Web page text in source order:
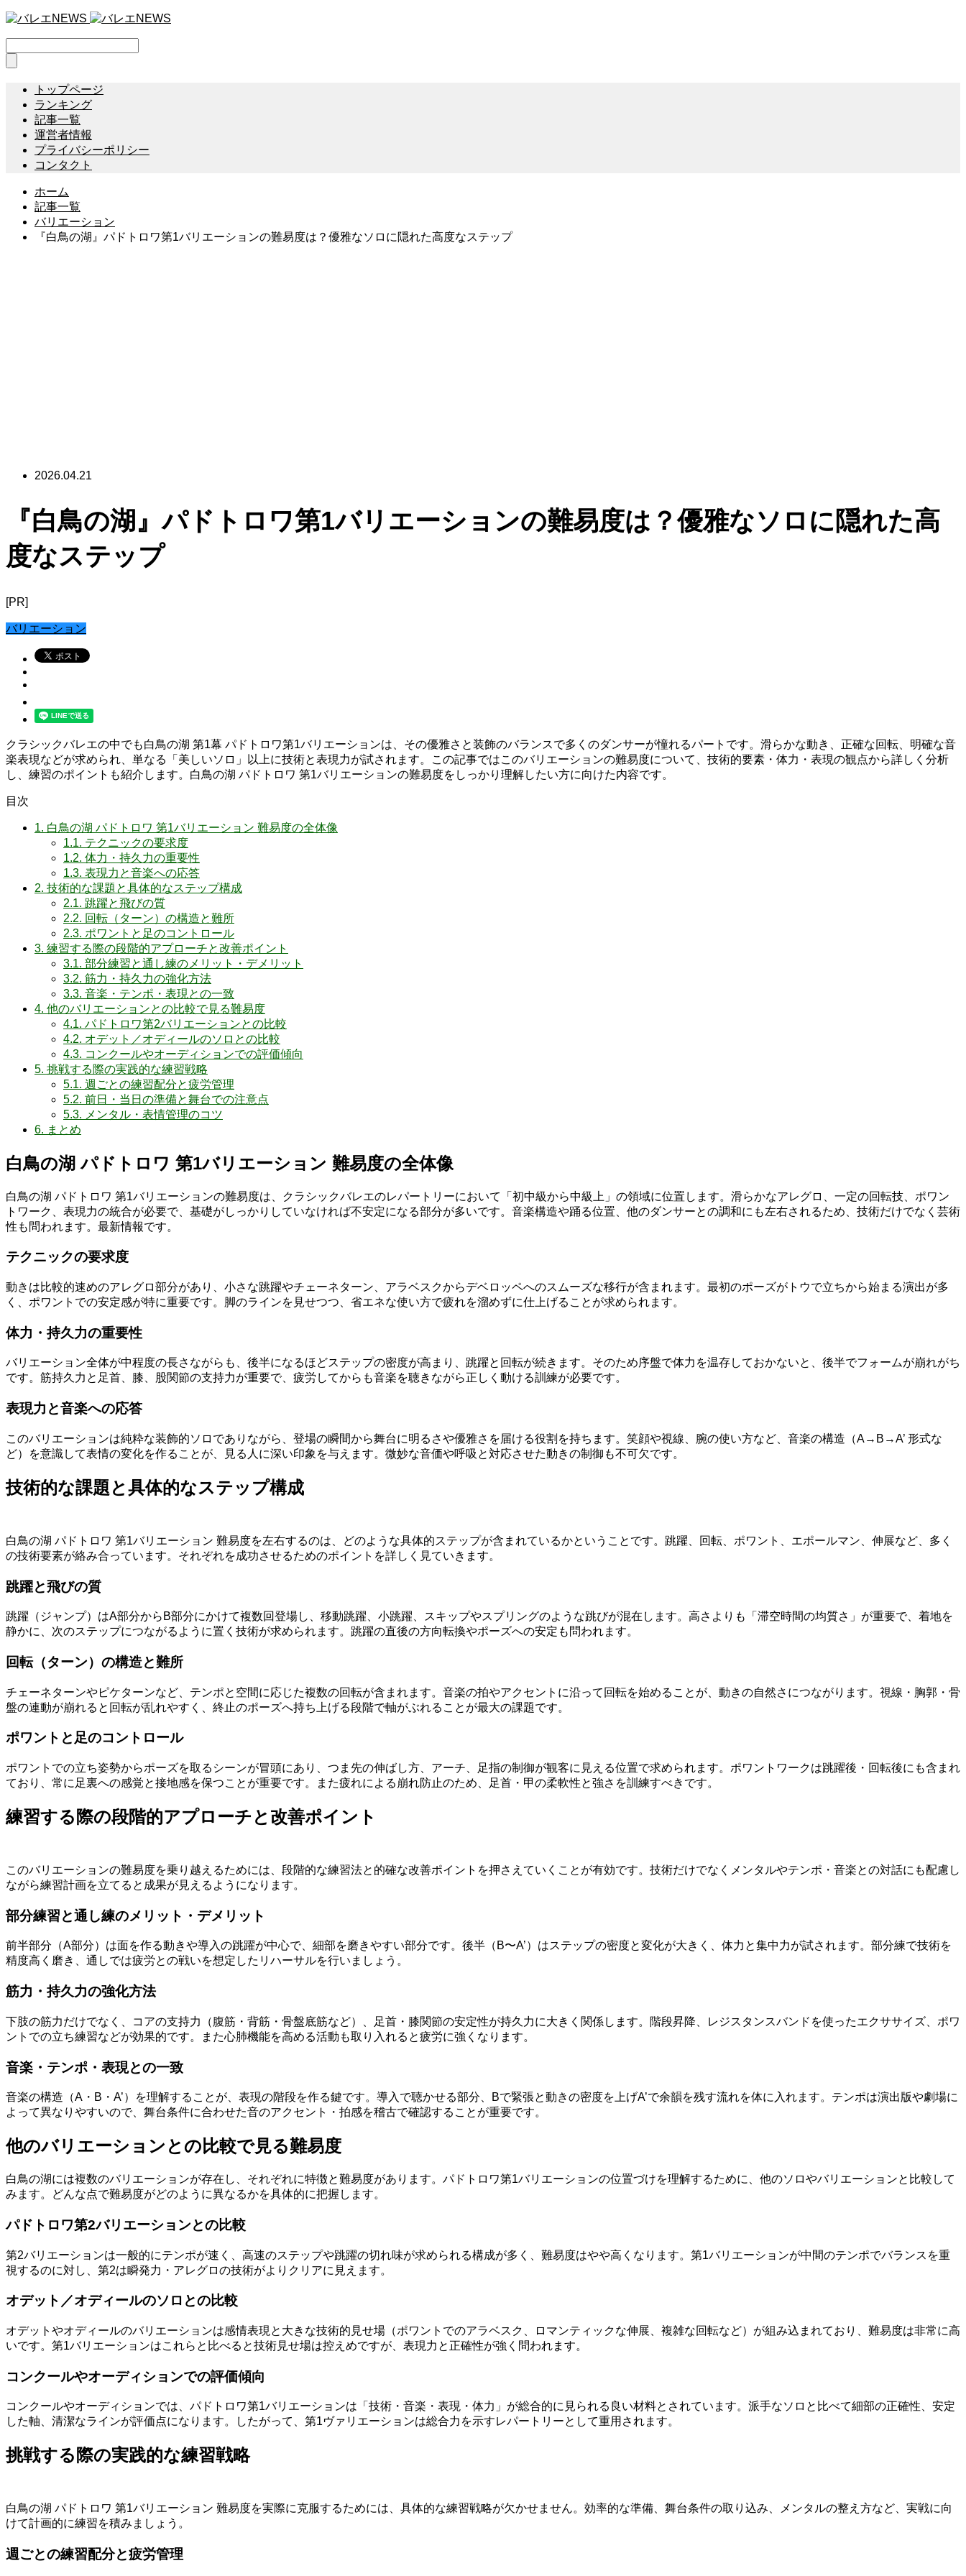
トップページ
ランキング
記事一覧
運営者情報
プライバシーポリシー
コンタクト
ホーム
記事一覧
バリエーション
『白鳥の湖』パドトロワ第1バリエーションの難易度は？優雅なソロに隠れた高度なステップ
2026.04.21
『白鳥の湖』パドトロワ第1バリエーションの難易度は？優雅なソロに隠れた高
度なステップ
[PR]
バリエーション
クラシックバレエの中でも白鳥の湖 第1幕 パドトロワ第1バリエーションは、その優雅さと装飾のバランスで多くのダンサーが憧れるパートです。滑らかな動き、正確な回転、明確な音
楽表現などが求められ、単なる「美しいソロ」以上に技術と表現力が試されます。この記事ではこのバリエーションの難易度について、技術的要素・体力・表現の観点から詳しく分析
し、練習のポイントも紹介します。白鳥の湖 パドトロワ 第1バリエーションの難易度をしっかり理解したい方に向けた内容です。
目次
1. 白鳥の湖 パドトロワ 第1バリエーション 難易度の全体像
1.1. テクニックの要求度
1.2. 体力・持久力の重要性
1.3. 表現力と音楽への応答
2. 技術的な課題と具体的なステップ構成
2.1. 跳躍と飛びの質
2.2. 回転（ターン）の構造と難所
2.3. ポワントと足のコントロール
3. 練習する際の段階的アプローチと改善ポイント
3.1. 部分練習と通し練のメリット・デメリット
3.2. 筋力・持久力の強化方法
3.3. 音楽・テンポ・表現との一致
4. 他のバリエーションとの比較で見る難易度
4.1. パドトロワ第2バリエーションとの比較
4.2. オデット／オディールのソロとの比較
4.3. コンクールやオーディションでの評価傾向
5. 挑戦する際の実践的な練習戦略
5.1. 週ごとの練習配分と疲労管理
5.2. 前日・当日の準備と舞台での注意点
5.3. メンタル・表情管理のコツ
6. まとめ
白鳥の湖 パドトロワ 第1バリエーション 難易度の全体像
白鳥の湖 パドトロワ 第1バリエーションの難易度は、クラシックバレエのレパートリーにおいて「初中級から中級上」の領域に位置します。滑らかなアレグロ、一定の回転技、ポワン
トワーク、表現力の統合が必要で、基礎がしっかりしていなければ不安定になる部分が多いです。音楽構造や踊る位置、他のダンサーとの調和にも左右されるため、技術だけでなく芸術
性も問われます。最新情報です。
テクニックの要求度
動きは比較的速めのアレグロ部分があり、小さな跳躍やチェーネターン、アラベスクからデベロッペへのスムーズな移行が含まれます。最初のポーズがトウで立ちから始まる演出が多
く、ポワントでの安定感が特に重要です。脚のラインを見せつつ、省エネな使い方で疲れを溜めずに仕上げることが求められます。
体力・持久力の重要性
バリエーション全体が中程度の長さながらも、後半になるほどステップの密度が高まり、跳躍と回転が続きます。そのため序盤で体力を温存しておかないと、後半でフォームが崩れがち
です。筋持久力と足首、膝、股関節の支持力が重要で、疲労してからも音楽を聴きながら正しく動ける訓練が必要です。
表現力と音楽への応答
このバリエーションは純粋な装飾的ソロでありながら、登場の瞬間から舞台に明るさや優雅さを届ける役割を持ちます。笑顔や視線、腕の使い方など、音楽の構造（A→B→A’ 形式な
ど）を意識して表情の変化を作ることが、見る人に深い印象を与えます。微妙な音価や呼吸と対応させた動きの制御も不可欠です。
技術的な課題と具体的なステップ構成
白鳥の湖 パドトロワ 第1バリエーション 難易度を左右するのは、どのような具体的ステップが含まれているかということです。跳躍、回転、ポワント、エポールマン、伸展など、多く
の技術要素が絡み合っています。それぞれを成功させるためのポイントを詳しく見ていきます。
跳躍と飛びの質
跳躍（ジャンプ）はA部分からB部分にかけて複数回登場し、移動跳躍、小跳躍、スキップやスプリングのような跳びが混在します。高さよりも「滞空時間の均質さ」が重要で、着地を
静かに、次のステップにつながるように置く技術が求められます。跳躍の直後の方向転換やポーズへの安定も問われます。
回転（ターン）の構造と難所
チェーネターンやピケターンなど、テンポと空間に応じた複数の回転が含まれます。音楽の拍やアクセントに沿って回転を始めることが、動きの自然さにつながります。視線・胸郭・骨
盤の連動が崩れると回転が乱れやすく、終止のポーズへ持ち上げる段階で軸がぶれることが最大の課題です。
ポワントと足のコントロール
ポワントでの立ち姿勢からポーズを取るシーンが冒頭にあり、つま先の伸ばし方、アーチ、足指の制御が観客に見える位置で求められます。ポワントワークは跳躍後・回転後にも含まれ
ており、常に足裏への感覚と接地感を保つことが重要です。また疲れによる崩れ防止のため、足首・甲の柔軟性と強さを訓練すべきです。
練習する際の段階的アプローチと改善ポイント
このバリエーションの難易度を乗り越えるためには、段階的な練習法と的確な改善ポイントを押さえていくことが有効です。技術だけでなくメンタルやテンポ・音楽との対話にも配慮し
ながら練習計画を立てると成果が見えるようになります。
部分練習と通し練のメリット・デメリット
前半部分（A部分）は面を作る動きや導入の跳躍が中心で、細部を磨きやすい部分です。後半（B〜A’）はステップの密度と変化が大きく、体力と集中力が試されます。部分練で技術を
精度高く磨き、通しでは疲労との戦いを想定したリハーサルを行いましょう。
筋力・持久力の強化方法
下肢の筋力だけでなく、コアの支持力（腹筋・背筋・骨盤底筋など）、足首・膝関節の安定性が持久力に大きく関係します。階段昇降、レジスタンスバンドを使ったエクササイズ、ポワ
ントでの立ち練習などが効果的です。また心肺機能を高める活動も取り入れると疲労に強くなります。
音楽・テンポ・表現との一致
音楽の構造（A・B・A’）を理解することが、表現の階段を作る鍵です。導入で聴かせる部分、Bで緊張と動きの密度を上げA’で余韻を残す流れを体に入れます。テンポは演出版や劇場に
よって異なりやすいので、舞台条件に合わせた音のアクセント・拍感を稽古で確認することが重要です。
他のバリエーションとの比較で見る難易度
白鳥の湖には複数のバリエーションが存在し、それぞれに特徴と難易度があります。パドトロワ第1バリエーションの位置づけを理解するために、他のソロやバリエーションと比較して
みます。どんな点で難易度がどのように異なるかを具体的に把握します。
パドトロワ第2バリエーションとの比較
第2バリエーションは一般的にテンポが速く、高速のステップや跳躍の切れ味が求められる構成が多く、難易度はやや高くなります。第1バリエーションが中間のテンポでバランスを重
視するのに対し、第2は瞬発力・アレグロの技術がよりクリアに見えます。
オデット／オディールのソロとの比較
オデットやオディールのバリエーションは感情表現と大きな技術的見せ場（ポワントでのアラベスク、ロマンティックな伸展、複雑な回転など）が組み込まれており、難易度は非常に高
いです。第1バリエーションはこれらと比べると技術見せ場は控えめですが、表現力と正確性が強く問われます。
コンクールやオーディションでの評価傾向
コンクールやオーディションでは、パドトロワ第1バリエーションは「技術・音楽・表現・体力」が総合的に見られる良い材料とされています。派手なソロと比べて細部の正確性、安定
した軸、清潔なラインが評価点になります。したがって、第1ヴァリエーションは総合力を示すレパートリーとして重用されます。
挑戦する際の実践的な練習戦略
白鳥の湖 パドトロワ 第1バリエーション 難易度を実際に克服するためには、具体的な練習戦略が欠かせません。効率的な準備、舞台条件の取り込み、メンタルの整え方など、実戦に向
けて計画的に練習を積みましょう。
週ごとの練習配分と疲労管理